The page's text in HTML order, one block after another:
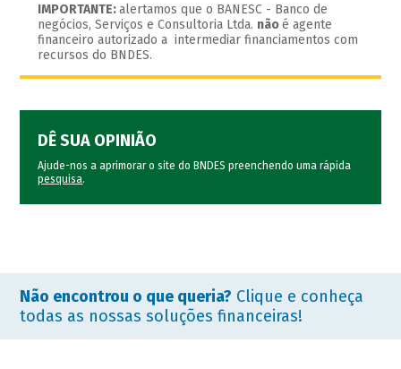
IMPORTANTE:alertamos que o BANESC - Banco de
negócios, Serviços e Consultoria Ltda. nãoé agente
financeiro autorizado a intermediar financiamentos com
recursos do BNDES.
DÊ SUA OPINIÃO
Ajude-nos a aprimorar o site do BNDES preenchendo uma rápida
pesquisa.
Não encontrou o que queria? Clique e conheça
todas as nossas soluções financeiras!